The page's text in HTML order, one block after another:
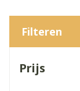
Filteren
Prijs